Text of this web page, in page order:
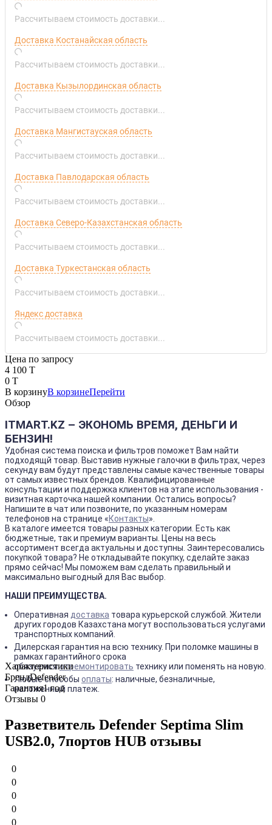
Рассчитываем стоимость доставки...
Доставка Костанайская область
Рассчитываем стоимость доставки...
Доставка Кызылординская область
Рассчитываем стоимость доставки...
Доставка Мангистауская область
Рассчитываем стоимость доставки...
Доставка Павлодарская область
Рассчитываем стоимость доставки...
Доставка Северо-Казахстанская область
Рассчитываем стоимость доставки...
Доставка Туркестанская область
Рассчитываем стоимость доставки...
Яндекс доставка
Рассчитываем стоимость доставки...
Цена по запросу
4 100 T
0 T
В корзинуВ корзинеПерейти
Обзор
ITMART.KZ – ЭКОНОМЬ ВРЕМЯ, ДЕНЬГИ И
БЕНЗИН!
Удобная система поиска и фильтров поможет Вам найти
подходящй товар. Выставив нужные галочки в фильтрах, через
секунду вам будут представлены самые качественные товары
от самых известных брендов. Квалифицированные
консультации и поддержка клиентов на этапе использования -
визитная карточка нашей компании. Остались вопросы?
Напишите в чат или позвоните, по указанным номерам
телефонов на странице «Контакты».
В каталоге имеется товары разных категории. Есть как
бюджетные, так и премиум варианты. Цены на весь
ассортимент всегда актуальны и доступны. Заинтересовались
покупкой товара? Не откладывайте покупку, сделайте заказ
прямо сейчас! Мы поможем вам сделать правильный и
максимально выгодный для Вас выбор.
НАШИ ПРЕИМУЩЕСТВА.
Оперативная доставка товара курьерской службой. Жители
других городов Казахстана могут воспользоваться услугами
транспортных компаний.
Дилерская гарантия на всю технику. При поломке машины в
рамках гарантийного срока
обязуемсяотремонтировать технику или поменять на новую.
Любые способы оплаты: наличные, безналичные,
наложенный платеж.
Характеристики
БрендDefender
Гарантия1 год
Отзывы 0
Разветвитель Defender Septima Slim
USB2.0, 7портов HUB отзывы
0
0
0
0
0